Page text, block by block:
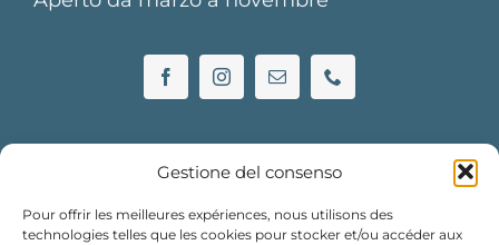
Gestione del consenso
Pour offrir les meilleures expériences, nous utilisons des
technologies telles que les cookies pour stocker et/ou accéder aux